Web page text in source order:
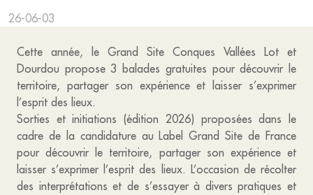
26-06-03
Cette année, le Grand Site Conques Vallées Lot et
Dourdou propose 3 balades gratuites pour découvrir le
territoire, partager son expérience et laisser s’exprimer
l’esprit des lieux.
Sorties et initiations (édition 2026) proposées dans le
cadre de la candidature au Label Grand Site de France
pour découvrir le territoire, partager son expérience et
laisser s’exprimer l’esprit des lieux. L’occasion de récolter
des interprétations et de s’essayer à divers pratiques et